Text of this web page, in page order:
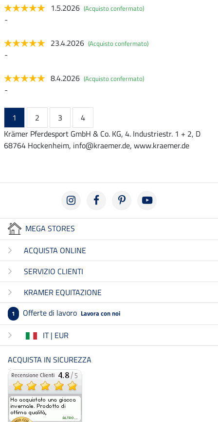
1.5.2026 (Acquisto confermato)
-
23.4.2026 (Acquisto confermato)
-
8.4.2026 (Acquisto confermato)
-
1 2 3
4
Krämer Pferdesport GmbH & Co. KG, 4. Industriestr. 1 + 2, D
68764 Hockenheim, info@kraemer.de, www.kraemer.de
MEGA STORES
ACQUISTA ONLINE
SERVIZIO CLIENTI
KRAMER EQUITAZIONE
1 Offerte di lavoro Lavora con noi
IT | EUR
ACQUISTA IN SICUREZZA